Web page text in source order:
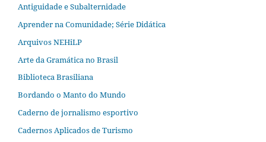
Antiguidade e Subalternidade
Aprender na Comunidade; Série Didática
Arquivos NEHiLP
Arte da Gramática no Brasil
Biblioteca Brasiliana
Bordando o Manto do Mundo
Caderno de jornalismo esportivo
Cadernos Aplicados de Turismo